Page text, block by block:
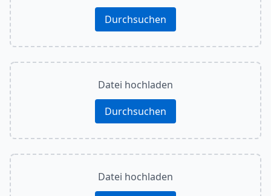
Durchsuchen
Datei hochladen
Durchsuchen
Datei hochladen